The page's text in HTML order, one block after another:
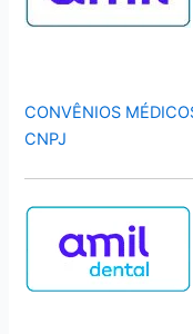
CONVÊNIOS
CNPJ